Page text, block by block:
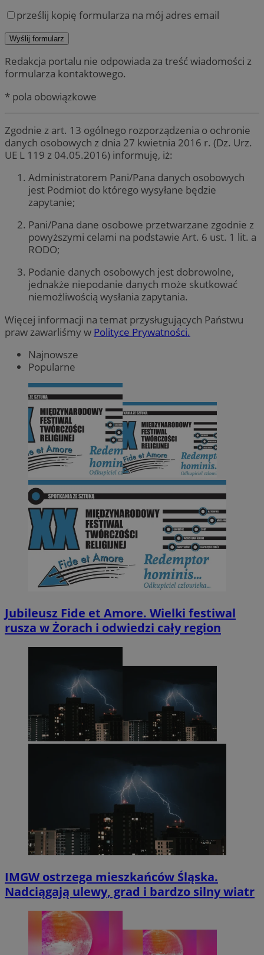
prześlij kopię formularza na mój adres email
Redakcja portalu nie odpowiada za treść wiadomości z
formularza kontaktowego.
* pola obowiązkowe
Zgodnie z art. 13 ogólnego rozporządzenia o ochronie
danych osobowych z dnia 27 kwietnia 2016 r. (Dz. Urz.
UE L 119 z 04.05.2016) informuję, iż:
Administratorem Pani/Pana danych osobowych
jest Podmiot do którego wysyłane będzie
zapytanie;
Pani/Pana dane osobowe przetwarzane zgodnie z
powyższymi celami na podstawie Art. 6 ust. 1 lit. a
RODO;
Podanie danych osobowych jest dobrowolne,
jednakże niepodanie danych może skutkować
niemożliwością wysłania zapytania.
Więcej informacji na temat przysługujących Państwu
praw zawarliśmy w Polityce Prywatności.
Najnowsze
Popularne
Jubileusz Fide et Amore. Wielki festiwal
rusza w Żorach i odwiedzi cały region
IMGW ostrzega mieszkańców Śląska.
Nadciągają ulewy, grad i bardzo silny wiatr